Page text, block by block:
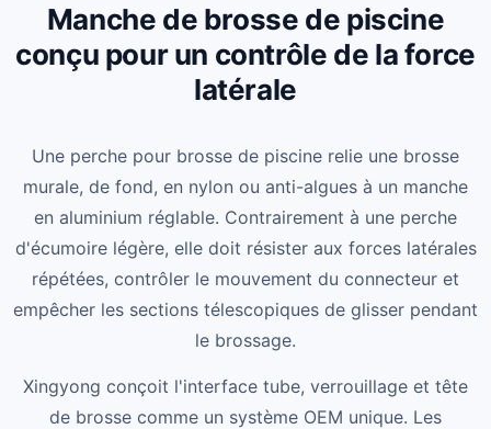
Manche de brosse de piscine
conçu pour un contrôle de la force
latérale
Une perche pour brosse de piscine relie une brosse
murale, de fond, en nylon ou anti-algues à un manche
en aluminium réglable. Contrairement à une perche
d'écumoire légère, elle doit résister aux forces latérales
répétées, contrôler le mouvement du connecteur et
empêcher les sections télescopiques de glisser pendant
le brossage.
Xingyong conçoit l'interface tube, verrouillage et tête
de brosse comme un système OEM unique. Les